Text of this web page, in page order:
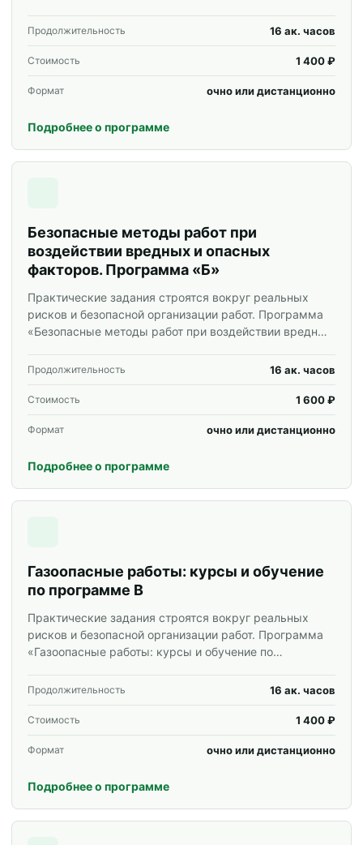
групп.
Продолжительность 16 ак. часов
Стоимость 1 400 ₽
Формат очно или дистанционно
Подробнее о программе
Безопасные методы работ при
воздействии вредных и опасных
факторов. Программа «Б»
Практические задания строятся вокруг реальных
рисков и безопасной организации работ. Программа
«Безопасные методы работ при воздействии вредных
специалистов и корпоративных групп.
Продолжительность 16 ак. часов
Стоимость 1 600 ₽
Формат очно или дистанционно
Подробнее о программе
Газоопасные работы: курсы и обучение
по программе В
Практические задания строятся вокруг реальных
рисков и безопасной организации работ. Программа
«Газоопасные работы: курсы и обучение по
групп.
Продолжительность 16 ак. часов
Стоимость 1 400 ₽
Формат очно или дистанционно
Подробнее о программе